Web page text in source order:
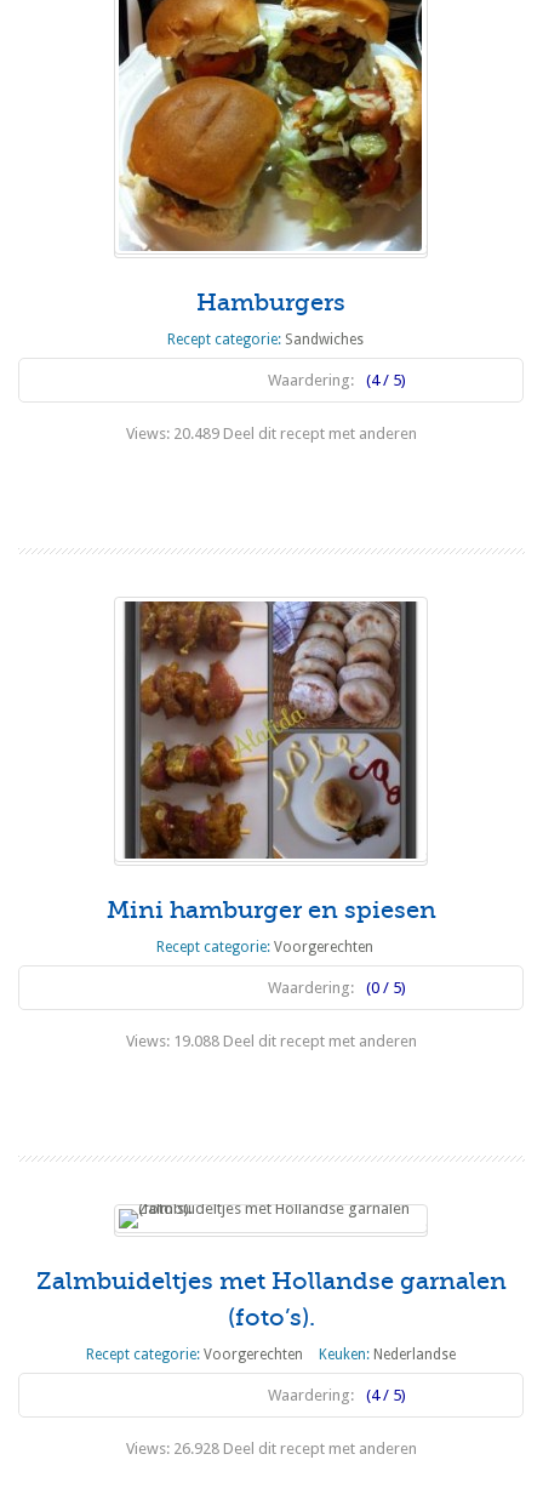
Hamburgers
Recept categorie: Sandwiches
Waardering: (4 / 5)
Views: 20.489 Deel dit recept met anderen
Mini hamburger en spiesen
Recept categorie:Voorgerechten
Waardering: (0 / 5)
Views: 19.088 Deel dit recept met anderen
Zalmbuideltjes met Hollandse garnalen
(foto’s).
Recept categorie:Voorgerechten Keuken: Nederlandse
Waardering: (4 / 5)
Views: 26.928 Deel dit recept met anderen